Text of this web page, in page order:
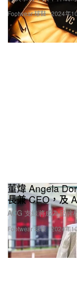
Footwear 球鞋 2024年
Footwear 球鞋
董煒 Angela
長兼 CEO，及
ACG 支線將成為品牌
2024年